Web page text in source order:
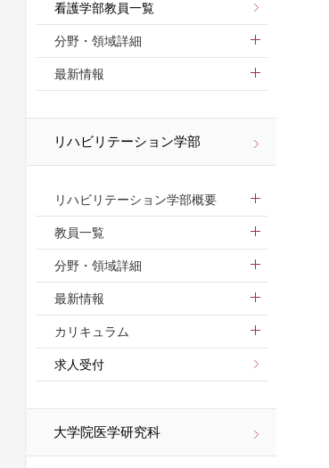
看護学部教員一覧
分野・領域詳細
最新情報
リハビリテーション学部
リハビリテーション学部概要
教員一覧
分野・領域詳細
最新情報
カリキュラム
求人受付
大学院医学研究科